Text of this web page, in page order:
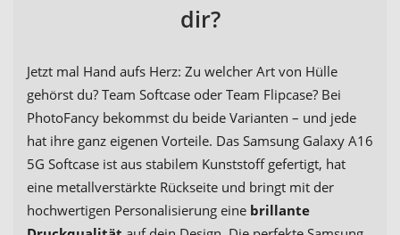
dir?
Jetzt mal Hand aufs Herz: Zu welcher Art von Hülle
gehörst du? Team Softcase oder Team Flipcase? Bei
PhotoFancy bekommst du beide Varianten – und jede
hat ihre ganz eigenen Vorteile. Das Samsung Galaxy A16
5G Softcase ist aus stabilem Kunststoff gefertigt, hat
eine metallverstärkte Rückseite und bringt mit der
hochwertigen Personalisierung eine brillante